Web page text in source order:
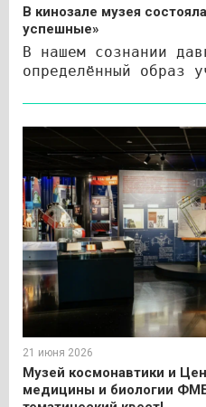
В кинозале музея
успешные»
В нашем сознании
определённый образ
21 июня 2026
Музей космонавтики и
медицины и биологии